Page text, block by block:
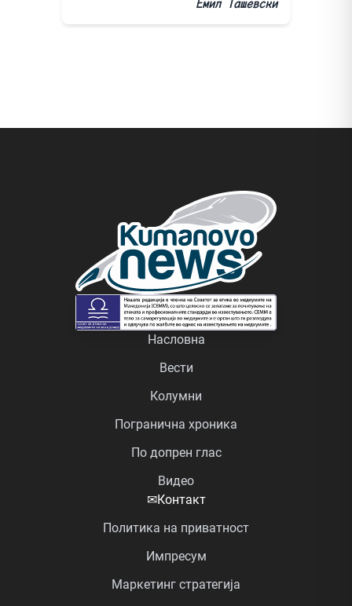
Емил Ташевски
Насловна
Вести
Колумни
Погранична хроника
По допрен глас
Видео
✉Контакт
Политика на приватност
Импресум
Маркетинг стратегија